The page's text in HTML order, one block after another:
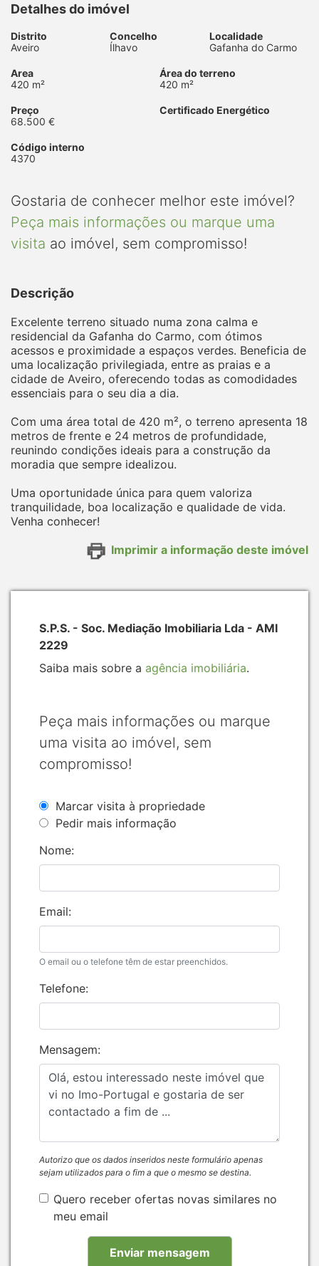
Detalhes do imóvel
Distrito
Aveiro
Concelho
Ílhavo
Localidade
Gafanha do Carmo
Area
420 m²
Área do terreno
420 m²
Preço
68.500 €
Certificado Energético
Código interno
4370
Gostaria de conhecer melhor este imóvel?
Peça mais informações ou marque uma
visita ao imóvel, sem compromisso!
Descrição
Excelente terreno situado numa zona calma e
residencial da Gafanha do Carmo, com ótimos
acessos e proximidade a espaços verdes. Beneficia de
uma localização privilegiada, entre as praias e a
cidade de Aveiro, oferecendo todas as comodidades
essenciais para o seu dia a dia.
Com uma área total de 420 m², o terreno apresenta 18
metros de frente e 24 metros de profundidade,
reunindo condições ideais para a construção da
moradia que sempre idealizou.
Uma oportunidade única para quem valoriza
tranquilidade, boa localização e qualidade de vida.
Venha conhecer!
Imprimir a informação deste imóvel
S.P.S. - Soc. Mediação Imobiliaria Lda - AMI
2229
Saiba mais sobre a agência imobiliária.
Peça mais informações ou marque
uma visita ao imóvel, sem
compromisso!
Marcar visita à propriedade
Pedir mais informação
Nome:
Email:
O email ou o telefone têm de estar preenchidos.
Telefone:
Mensagem:
Autorizo que os dados inseridos neste formulário apenas
sejam utilizados para o fim a que o mesmo se destina.
Quero receber ofertas novas similares no
meu email